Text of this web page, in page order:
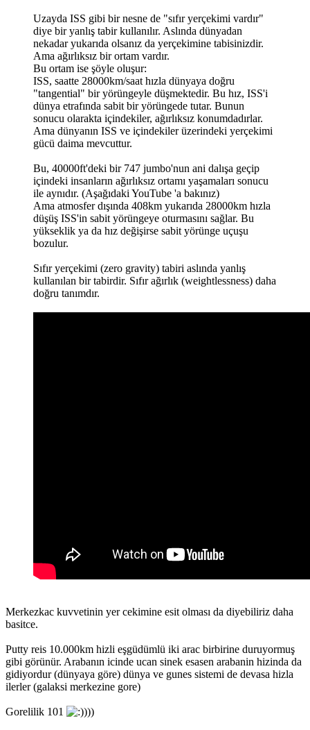
Uzayda ISS gibi bir nesne de "sıfır yerçekimi vardır"
diye bir yanlış tabir kullanılır. Aslında dünyadan
nekadar yukarıda olsanız da yerçekimine tabisinizdir.
Ama ağırlıksız bir ortam vardır.
Bu ortam ise şöyle oluşur:
ISS, saatte 28000km/saat hızla dünyaya doğru
"tangential" bir yörüngeyle düşmektedir. Bu hız, ISS'i
dünya etrafında sabit bir yörüngede tutar. Bunun
sonucu olarakta içindekiler, ağırlıksız konumdadırlar.
Ama dünyanın ISS ve içindekiler üzerindeki yerçekimi
gücü daima mevcuttur.
Bu, 40000ft'deki bir 747 jumbo'nun ani dalışa geçip
içindeki insanların ağırlıksız ortamı yaşamaları sonucu
ile aynıdır. (Aşağıdaki YouTube 'a bakınız)
Ama atmosfer dışında 408km yukarıda 28000km hızla
düşüş ISS'in sabit yörüngeye oturmasını sağlar. Bu
yükseklik ya da hız değişirse sabit yörünge uçuşu
bozulur.
Sıfır yerçekimi (zero gravity) tabiri aslında yanlış
kullanılan bir tabirdir. Sıfır ağırlık (weightlessness) daha
doğru tanımdır.
Merkezkac kuvvetinin yer cekimine esit olması da diyebiliriz daha
basitce.
Putty reis 10.000km hizli eşgüdümlü iki arac birbirine duruyormuş
gibi görünür. Arabanın icinde ucan sinek esasen arabanin hizinda da
gidiyordur (dünyaya göre) dünya ve gunes sistemi de devasa hizla
ilerler (galaksi merkezine gore)
Gorelilik 101 ))